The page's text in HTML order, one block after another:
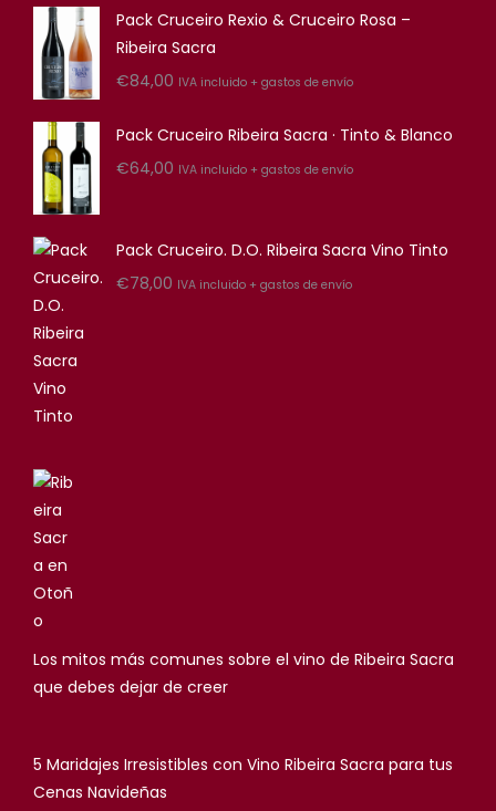
Pack Cruceiro Rexio & Cruceiro Rosa –
Ribeira Sacra
€84,00 IVA incluido + gastos de envío
Pack Cruceiro Ribeira Sacra · Tinto & Blanco
€64,00 IVA incluido + gastos de envío
Pack Cruceiro. D.O. Ribeira Sacra Vino Tinto
€78,00 IVA incluido + gastos de envío
Los mitos más comunes sobre el vino de Ribeira Sacra
que debes dejar de creer
5 Maridajes Irresistibles con Vino Ribeira Sacra para tus
Cenas Navideñas